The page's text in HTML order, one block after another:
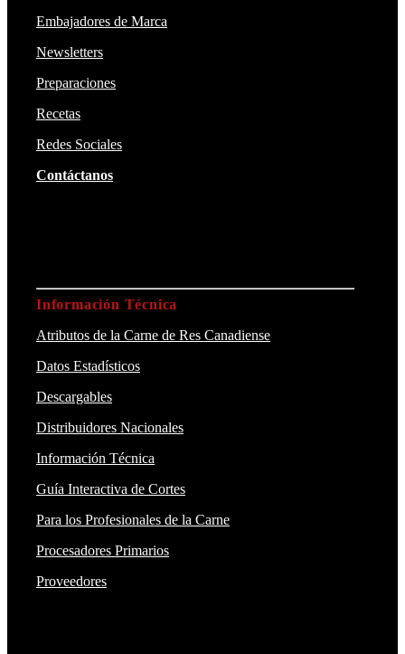
Embajadores de Marca
Newsletters
Preparaciones
Recetas
Redes Sociales
Contáctanos
Información Técnica
Atributos de la Carne de Res Canadiense
Datos Estadísticos
Descargables
Distribuidores Nacionales
Información Técnica
Guía Interactiva de Cortes
Para los Profesionales de la Carne
Procesadores Primarios
Proveedores